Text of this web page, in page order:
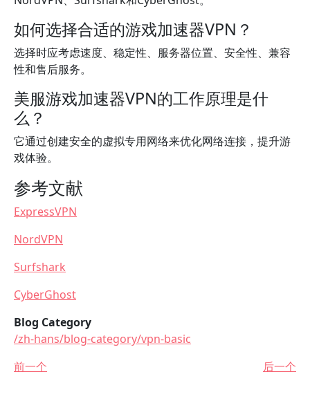
如何选择合适的游戏加速器VPN？
选择时应考虑速度、稳定性、服务器位置、安全性、兼容
性和售后服务。
美服游戏加速器VPN的工作原理是什
么？
它通过创建安全的虚拟专用网络来优化网络连接，提升游
戏体验。
参考文献
ExpressVPN
NordVPN
Surfshark
CyberGhost
Blog Category
/zh-hans/blog-category/vpn-basic
前一个
后一个